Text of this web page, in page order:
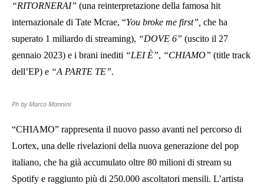
“RITORNERAI” (una reinterpretazione della famosa hit
internazionale di Tate Mcrae, “You broke me first”, che ha
superato 1 miliardo di streaming), “DOVE 6” (uscito il 27
gennaio 2023) e i brani inediti “LEI È”, “CHIAMO” (title track
dell’EP) e “A PARTE TE”.
Ph by Marco Mannini
“CHIAMO” rappresenta il nuovo passo avanti nel percorso di
Lortex, una delle rivelazioni della nuova generazione del pop
italiano, che ha già accumulato oltre 80 milioni di stream su
Spotify e raggiunto più di 250.000 ascoltatori mensili. L’artista